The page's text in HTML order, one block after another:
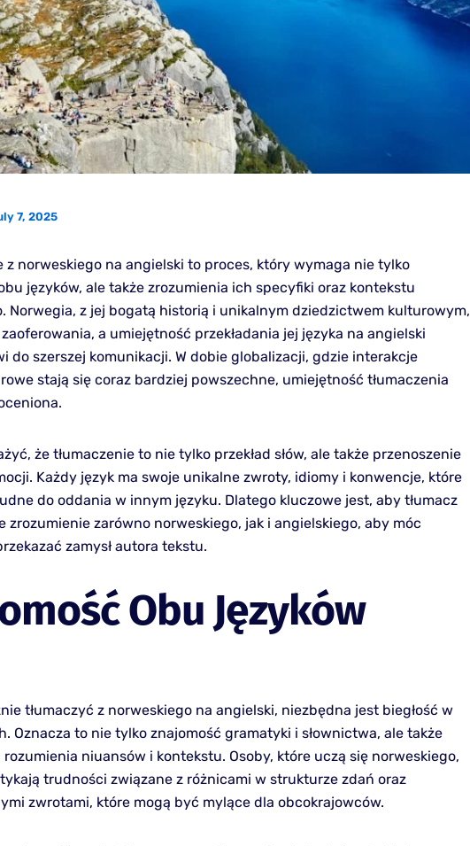
7, 2025
z norweskiego na angielski to proces, który wymaga nie tylko
języków, ale także zrozumienia ich specyfiki oraz kontekstu
Norwegia, z jej bogatą historią i unikalnym dziedzictwem kulturowym,
a umiejętność przekładania jej języka na angielski
do szerszej komunikacji. W dobie globalizacji, gdzie interakcje
stają się coraz bardziej powszechne, umiejętność tłumaczenia
że tłumaczenie to nie tylko przekład słów, ale także przenoszenie
Każdy język ma swoje unikalne zwroty, idiomy i konwencje, które
do oddania w innym języku. Dlatego kluczowe jest, aby tłumacz
zrozumienie zarówno norweskiego, jak i angielskiego, aby móc
zamysł autora tekstu.
Obu Języków
tłumaczyć z norweskiego na angielski, niezbędna jest biegłość w
Oznacza to nie tylko znajomość gramatyki i słownictwa, ale także
niuansów i kontekstu. Osoby, które uczą się norweskiego,
trudności związane z różnicami w strukturze zdań oraz
zwrotami, które mogą być mylące dla obcokrajowców.